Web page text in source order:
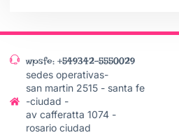
wpsfe: +549342-5550029
sedes operativas-
san martin 2515 - santa fe
-ciudad -
av cafferatta 1074 -
rosario ciudad